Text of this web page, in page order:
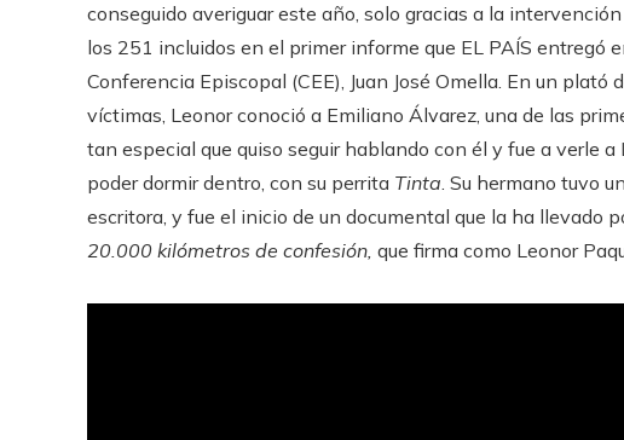
conseguido averiguar este año, solo gracias a la
los 251 incluidos en el primer informe que EL PAÍS entregó
Conferencia Episcopal (CEE), Juan José Omella. En un
víctimas, Leonor conoció a Emiliano Álvarez, una de las
tan especial que quiso seguir hablando con él y fue a verle a
poder dormir dentro, con su perrita Tinta. Su hermano tuvo
escritora, y fue el inicio de un documental que la ha llevado
20.000 kilómetros de confesión, que firma como Leonor